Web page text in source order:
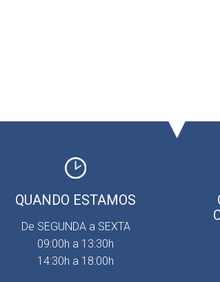
QUANDO ESTAMOS
De SEGUNDA a SEXTA
09:00h a 13:30h
14:30h a 18:00h